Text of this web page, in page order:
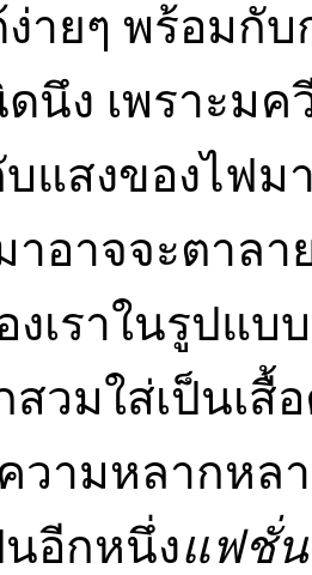
ายๆ พร้อมกับ
นึง เพราะมค
แสงของไฟม
าอาจจะตาล
งเราในรูปแบ
สวมใส่เป็นเสื้
วามหลากหล
นอีกหนึ่งแฟชั่น